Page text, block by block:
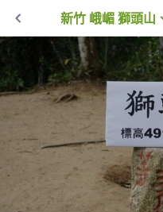
新竹 峨嵋 獅頭山